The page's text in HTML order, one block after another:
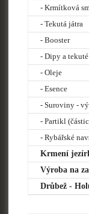
- Krmítková
- Tekutá játra
- Booster
- Dipy a
- Oleje
- Esence
- Suroviny -
- Partikl
- Rybářské
Krmení
Výroba na
Drůbež -